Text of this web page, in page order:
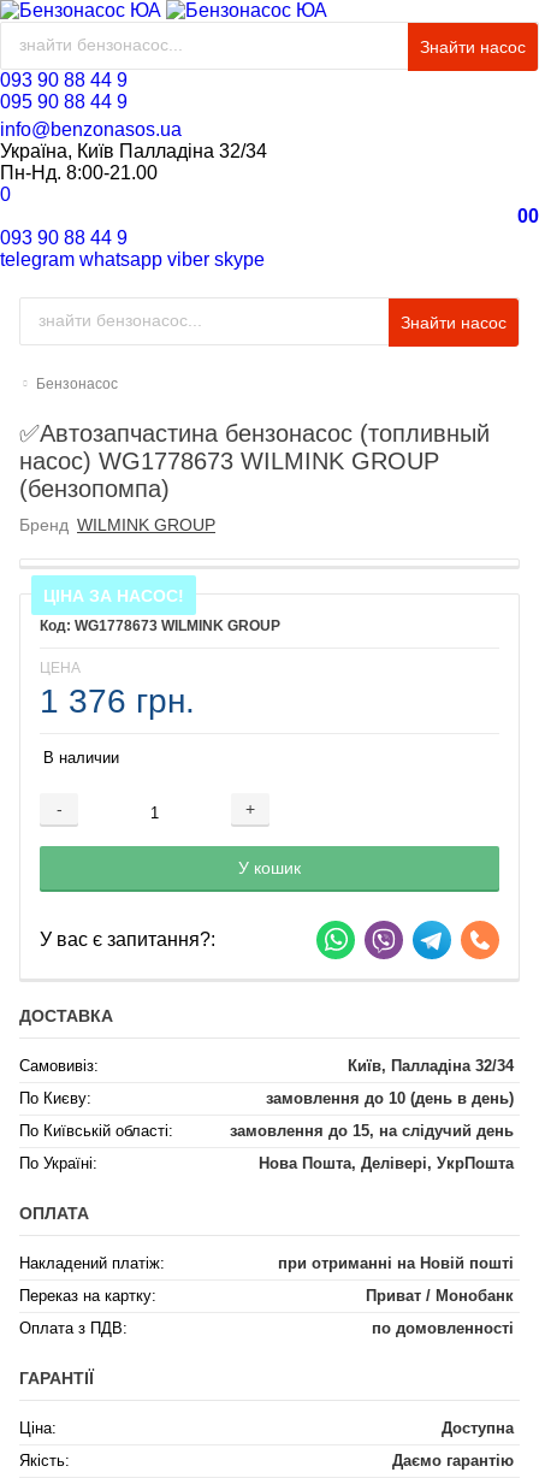
Знайти насос
093 90 88 44 9
095 90 88 44 9
info@benzonasos.ua
Україна, Київ Палладіна 32/34
Пн-Нд. 8:00-21.00
0
00
093 90 88 44 9
telegram whatsapp viber skype
Знайти насос
Бензонасос
✅Автозапчастина бензонасос (топливный
насос) WG1778673 WILMINK GROUP
(бензопомпа)
Бренд WILMINK GROUP
ЦІНА ЗА НАСОС!
WG1778673 WILMINK GROUP
ЦЕНА
1 376 грн.
В наличии
- +
Добавляется...
У кошик
Добавлен
У вас є запитання?:
ДОСТАВКА
Самовивіз:
Київ, Палладіна 32/34
По Києву:
замовлення до 10 (день в день)
По Київській області:
замовлення до 15, на слідучий день
По Україні:
Нова Пошта, Делівері, УкрПошта
ОПЛАТА
Накладений платіж:
при отриманні на Новій пошті
Переказ на картку:
Приват / Монобанк
Оплата з ПДВ:
по домовленності
ГАРАНТІЇ
Ціна:
Доступна
Якість:
Даємо гарантію